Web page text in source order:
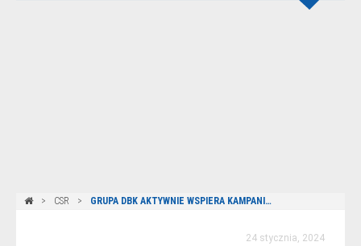
CSR GRUPA DBK AKTYWNIE WSPIERA KAMPANIĘ “ODBLASK TO NIE OBCIACH”
24 stycznia, 2024